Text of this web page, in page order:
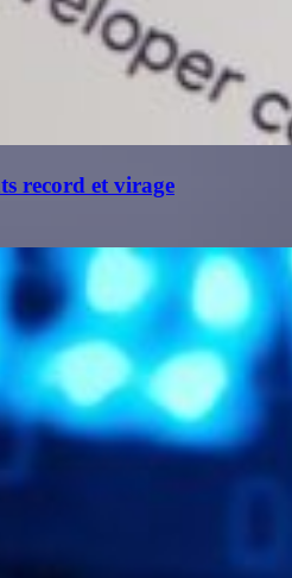
record et virage